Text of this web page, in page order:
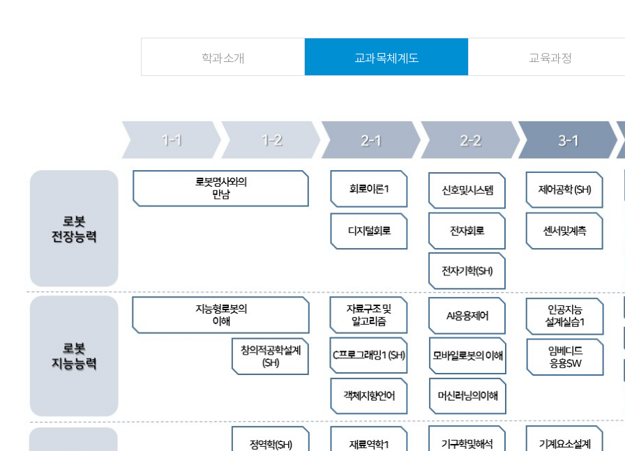
학과소개 교과목체계도 교육과정